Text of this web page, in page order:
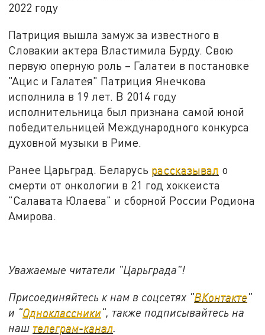
2022 году
Патриция вышла замуж за известного в
Словакии актера Властимила Бурду. Свою
первую оперную роль – Галатеи в постановке
"Ацис и Галатея" Патриция Янечкова
исполнила в 19 лет. В 2014 году
исполнительница был признана самой юной
победительницей Международного конкурса
духовной музыки в Риме.
Ранее Царьград. Беларусь рассказывал о
смерти от онкологии в 21 год хоккеиста
"Салавата Юлаева" и сборной России Родиона
Амирова.
Уважаемые читатели "Царьграда"!
Присоединяйтесь к нам в соцсетях "ВКонтакте"
и "Одноклассники", также подписывайтесь на
наш телеграм-канал.